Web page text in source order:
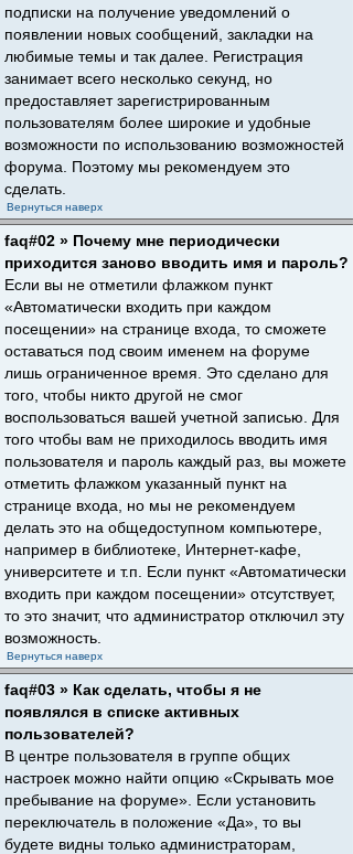
подписки на получение уведомлений о
появлении новых сообщений, закладки на
любимые темы и так далее. Регистрация
занимает всего несколько секунд, но
предоставляет зарегистрированным
пользователям более широкие и удобные
возможности по использованию возможностей
форума. Поэтому мы рекомендуем это
сделать.
Вернуться наверх
faq#02 » Почему мне периодически
приходится заново вводить имя и пароль?
Если вы не отметили флажком пункт
«Автоматически входить при каждом
посещении» на странице входа, то сможете
оставаться под своим именем на форуме
лишь ограниченное время. Это сделано для
того, чтобы никто другой не смог
воспользоваться вашей учетной записью. Для
того чтобы вам не приходилось вводить имя
пользователя и пароль каждый раз, вы можете
отметить флажком указанный пункт на
странице входа, но мы не рекомендуем
делать это на общедоступном компьютере,
например в библиотеке, Интернет-кафе,
университете и т.п. Если пункт «Автоматически
входить при каждом посещении» отсутствует,
то это значит, что администратор отключил эту
возможность.
Вернуться наверх
faq#03 » Как сделать, чтобы я не
появлялся в списке активных
пользователей?
В центре пользователя в группе общих
настроек можно найти опцию «Скрывать мое
пребывание на форуме». Если установить
переключатель в положение «Да», то вы
будете видны только администраторам,